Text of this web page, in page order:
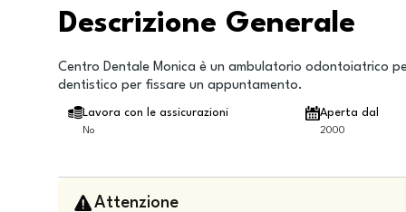
Descrizione Generale
Centro Dentale Monica è un ambulatorio odontoiatrico
dentistico per fissare un appuntamento.
Lavora con le assicurazioni
No
Aperta dal
2000
Attenzione